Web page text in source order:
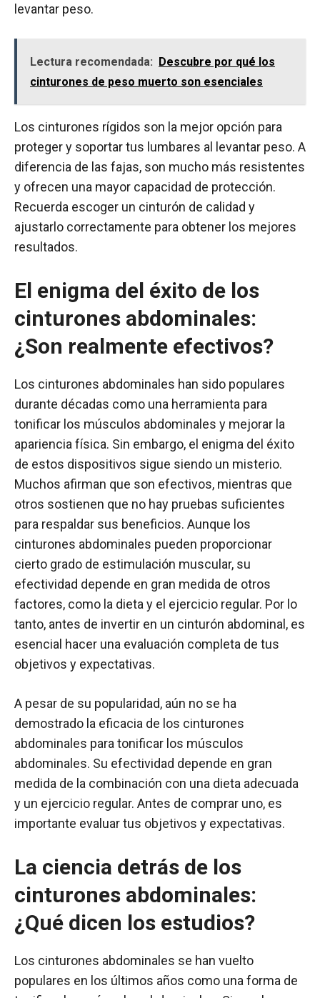
levantar peso.
Lectura recomendada: Descubre por qué los
cinturones de peso muerto son esenciales
Los cinturones rígidos son la mejor opción para
proteger y soportar tus lumbares al levantar peso. A
diferencia de las fajas, son mucho más resistentes
y ofrecen una mayor capacidad de protección.
Recuerda escoger un cinturón de calidad y
ajustarlo correctamente para obtener los mejores
resultados.
El enigma del éxito de los
cinturones abdominales:
¿Son realmente efectivos?
Los cinturones abdominales han sido populares
durante décadas como una herramienta para
tonificar los músculos abdominales y mejorar la
apariencia física. Sin embargo, el enigma del éxito
de estos dispositivos sigue siendo un misterio.
Muchos afirman que son efectivos, mientras que
otros sostienen que no hay pruebas suficientes
para respaldar sus beneficios. Aunque los
cinturones abdominales pueden proporcionar
cierto grado de estimulación muscular, su
efectividad depende en gran medida de otros
factores, como la dieta y el ejercicio regular. Por lo
tanto, antes de invertir en un cinturón abdominal, es
esencial hacer una evaluación completa de tus
objetivos y expectativas.
A pesar de su popularidad, aún no se ha
demostrado la eficacia de los cinturones
abdominales para tonificar los músculos
abdominales. Su efectividad depende en gran
medida de la combinación con una dieta adecuada
y un ejercicio regular. Antes de comprar uno, es
importante evaluar tus objetivos y expectativas.
La ciencia detrás de los
cinturones abdominales:
¿Qué dicen los estudios?
Los cinturones abdominales se han vuelto
populares en los últimos años como una forma de